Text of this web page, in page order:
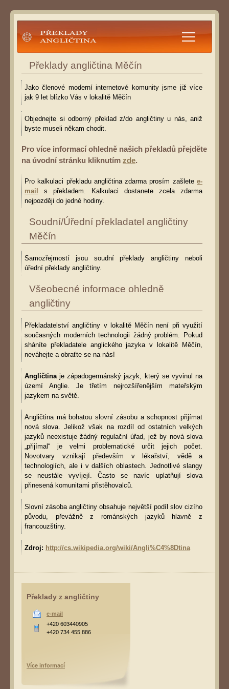
Překlady angličtina
Překlady angličtina Měčín
Jako členové moderní internetové komunity jsme již více
jak 9 let blízko Vás v lokalitě Měčín
Objednejte si odborný překlad z/do angličtiny u nás, aniž
byste museli někam chodit.
Pro více informací ohledně našich překladů přejděte
na úvodní stránku kliknutím zde.
Pro kalkulaci překladu angličtina zdarma prosím zašlete e-
mail
s překladem. Kalkulaci dostanete zcela zdarma
nejpozději do jedné hodiny.
Soudní/Úřední překladatel angličtiny
Měčín
Samozřejmostí jsou soudní překlady angličtiny neboli
úřední překlady angličtiny.
Všeobecné informace ohledně
angličtiny
Překladatelství angličtiny v lokalitě Měčín není při využití
současných moderních technologii žádný problém. Pokud
sháníte překladatele anglického jazyka v lokalitě Měčín,
neváhejte a obraťte se na nás!
Angličtina je západogermánský jazyk, který se vyvinul na
území Anglie. Je třetím nejrozšířenějším mateřským
jazykem na světě.
Angličtina má bohatou slovní zásobu a schopnost přijímat
nová slova. Jelikož však na rozdíl od ostatních velkých
jazyků neexistuje žádný regulační úřad, jež by nová slova
„přijímal“ je velmi problematické určit jejich počet.
Novotvary vznikají především v lékařství, vědě a
technologiích, ale i v dalších oblastech. Jednotlivé slangy
se neustále vyvíjejí. Často se navíc uplatňují slova
přinesená komunitami přistěhovalců.
Slovní zásoba angličtiny obsahuje největší podíl slov cizího
původu, převážně z románských jazyků hlavně z
francouzštiny.
Zdroj: http://cs.wikipedia.org/wiki/Angli%C4%8Dtina
Překlady z angličtiny
e-mail
+420 603440905
+420 734 455 886
Více informací